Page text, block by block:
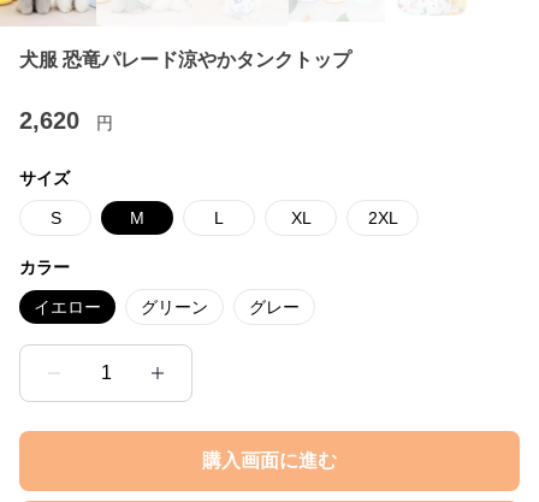
犬服 恐竜パレード涼やかタンクトップ
2,620 円
サイズ
S M L XL 2XL
カラー
イエロー グリーン グレー
1
購入画面に進む